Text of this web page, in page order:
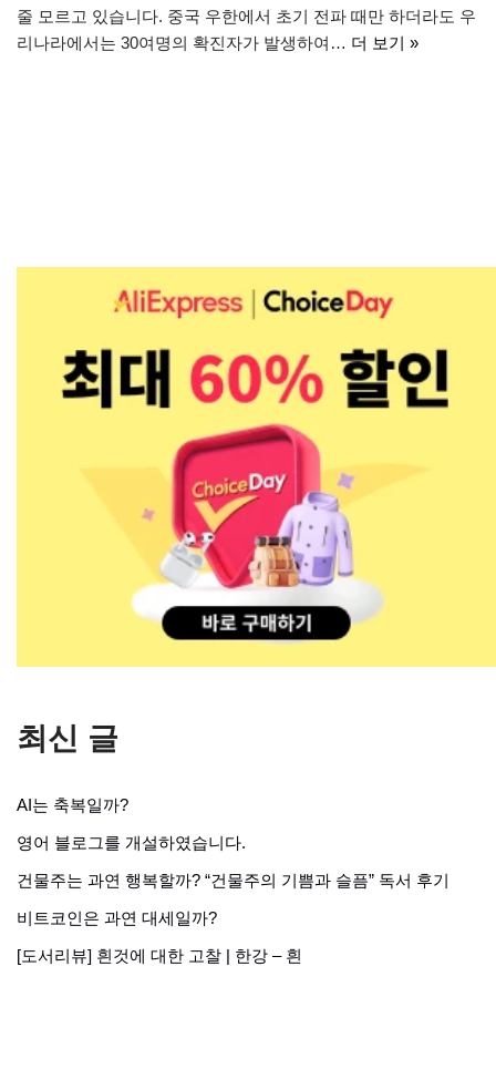
줄 모르고 있습니다. 중국 우한에서 초기 전파 때만 하더라도 우
리나라에서는 30여명의 확진자가 발생하여… 더 보기 »
최신 글
AI는 축복일까?
영어 블로그를 개설하였습니다.
건물주는 과연 행복할까? “건물주의 기쁨과 슬픔” 독서 후기
비트코인은 과연 대세일까?
[도서리뷰] 흰것에 대한 고찰 | 한강 – 흰